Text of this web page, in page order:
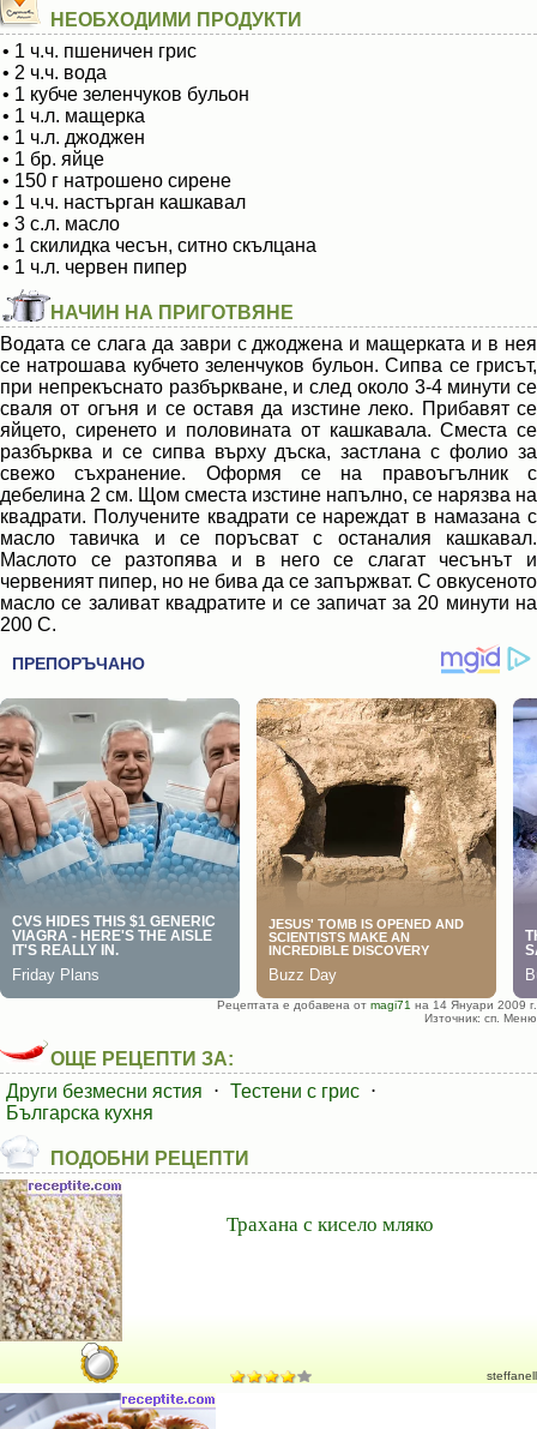
НЕОБХОДИМИ ПРОДУКТИ
• 1 ч.ч. пшеничен грис
• 2 ч.ч. вода
• 1 кубче зеленчуков бульон
• 1 ч.л. мащерка
• 1 ч.л. джоджен
• 1 бр. яйце
• 150 г натрошено сирене
• 1 ч.ч. настърган кашкавал
• 3 с.л. масло
• 1 скилидка чесън, ситно скълцана
• 1 ч.л. червен пипер
НАЧИН НА ПРИГОТВЯНЕ
Водата се слага да заври с джоджена и мащерката и в нея
се натрошава кубчето зеленчуков бульон. Сипва се грисът,
при непрекъснато разбъркване, и след около 3-4 минути се
сваля от огъня и се оставя да изстине леко. Прибавят се
яйцето, сиренето и половината от кашкавала. Сместа се
разбърква и се сипва върху дъска, застлана с фолио за
свежо съхранение. Оформя се на правоъгълник с
дебелина 2 см. Щом сместа изстине напълно, се нарязва на
квадрати. Получените квадрати се нареждат в намазана с
масло тавичка и се поръсват с останалия кашкавал.
Маслото се разтопява и в него се слагат чесънът и
червеният пипер, но не бива да се запържват. С овкусеното
масло се заливат квадратите и се запичат за 20 минути на
200 С.
Рецептата е добавена от magi71 на 14 Януари 2009 г.
Източник: сп. Меню
ОЩЕ РЕЦЕПТИ ЗА:
Други безмесни ястия
⋅ Тестени с грис ⋅
Българска кухня
ПОДОБНИ РЕЦЕПТИ
Трахана с кисело мляко
steffanell